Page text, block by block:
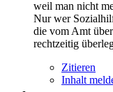
weil man nicht
Nur wer
die vom Amt
rechtzeitig
Zitieren
Inhalt